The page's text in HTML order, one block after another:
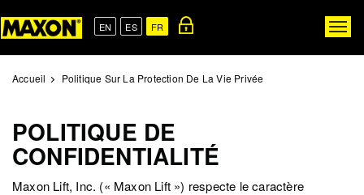
to
EN ES FR
Accueil Politique Sur La Protection De La Vie Privée
POLITIQUE DE
CONFIDENTIALITÉ
Maxon Lift, Inc. (« Maxon Lift ») respecte le caractère